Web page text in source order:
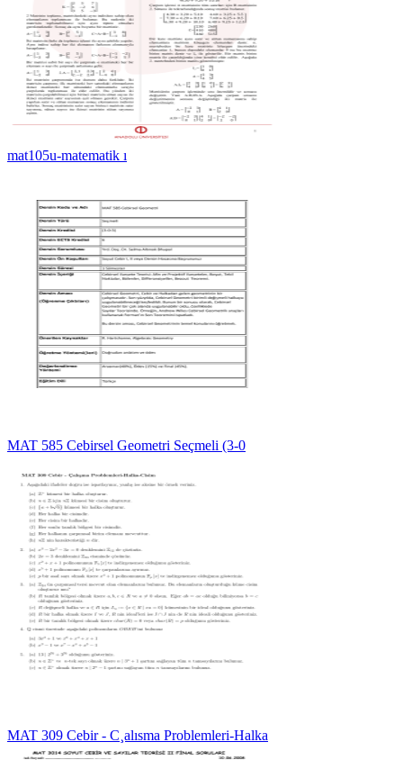
mat105u-matematik ı
MAT 585 Cebirsel Geometri Seçmeli (3-0
MAT 309 Cebir - C¸alısma Problemleri-Halka